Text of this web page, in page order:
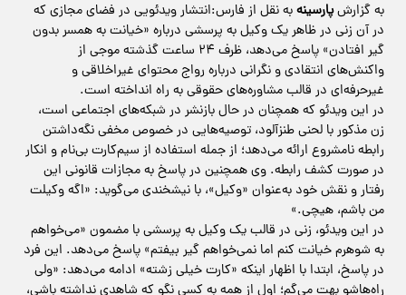
به گزارشپارسینهبه نقل از فارس:انتشار ویدئویی در فضای مجازی که
در آن زنی در ظاهر یک وکیل به پرسشی درباره «خیانت به همسر بدون
گیر افتادن» پاسخ می‌دهد، ظرف ۲۴ ساعت گذشته موجی از
واکنش‌های انتقادی و نگرانی درباره رواج محتوای غیراخلاقی و
غیرحرفه‌ای در قالب مشاوره‌های حقوقی به راه انداخته است.
در این ویدئو که همچنان در حال بازنشر در شبکه‌های اجتماعی است،
زن مذکور با لحنی طنزآلود، توصیه‌هایی در خصوص مخفی نگه‌داشتن
رابطه‌ نامشروع ارائه می‌دهد؛ از جمله استفاده از سیم‌کارت بی‌نام و انکار
در صورت کشف رابطه. وی همچنین در پاسخ به مجازات قانونی این
رفتار و نقش خود به‌عنوان «وکیل»، با نیشخندی می‌گوید: «اگه وکیلت
من باشم، هیچی.»
در این ویدئو، زنی در قالب یک وکیل به پرسشی با مضمون «می‌خواهم
به شوهرم خیانت کنم اما نمی‌خواهم گیر بیفتم» پاسخ می‌دهد. این فرد
در پاسخ، ابتدا با اظهار اینکه «کارت خیلی زشته» ادامه می‌دهد: «ولی
راه‌هاشو بهت می‌گم؛ اول از همه به کسی نگو که شاهدی نداشته باشی،